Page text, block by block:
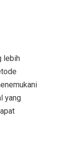
lebih
yang